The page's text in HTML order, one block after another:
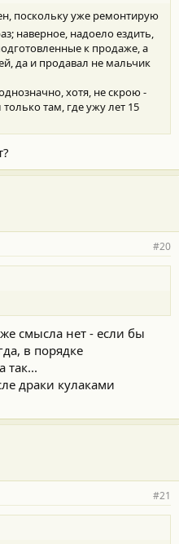
поскольку уже ремонтирую
наверное, надоело ездить,
к продаже, а
да и продавал не мальчик
хотя, не скрою -
там, где ужу лет 15
#20
смысла нет - если бы
в порядке
так...
драки кулаками
#21